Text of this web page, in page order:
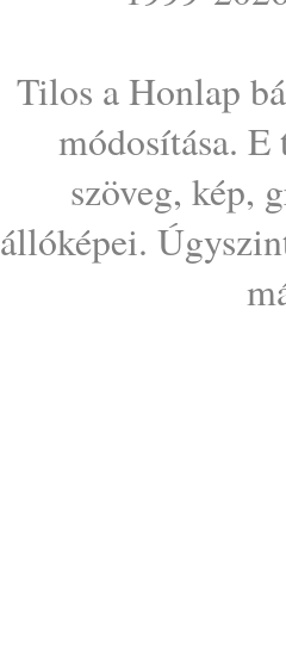
Tilos a Honlap
módosítása.
szöveg, kép,
állóképei.